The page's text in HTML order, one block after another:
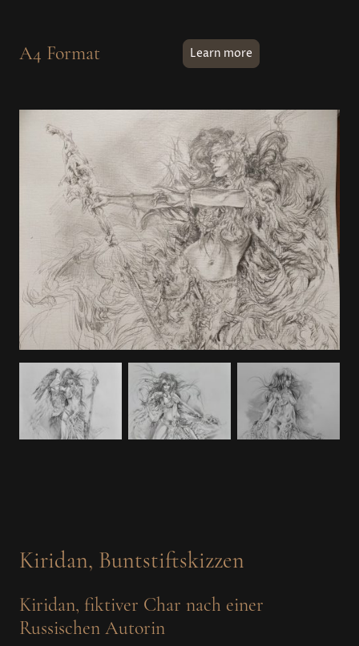
A4 Format Learn more
Kiridan, Buntstiftskizzen
Kiridan, fiktiver Char nach einer
Russischen Autorin